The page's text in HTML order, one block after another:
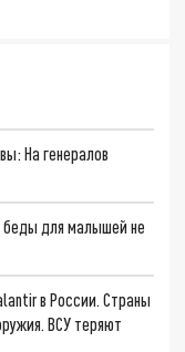
На генералов
беды для малышей не
в России. Страны
ВСУ теряют